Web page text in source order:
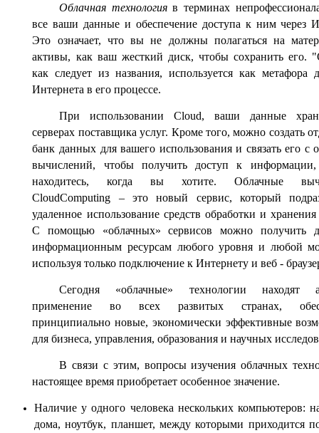
Облачная технологияв терминах
все ваши данные и обеспечение доступа к ним через
Это означает, что вы не должны полагаться на
активы, как ваш жесткий диск, чтобы сохранить его.
как следует из названия, используется как метафора
Интернета в его процессе.
При использовании Cloud, ваши данные
серверах поставщика услуг. Кроме того, можно создать
банк данных для вашего использования и связать его с
вычислений, чтобы получить доступ к
находитесь, когда вы хотите. Облачные
CloudComputing – это новый сервис, который
удаленное использование средств обработки и
С помощью «облачных» сервисов можно получить
информационным ресурсам любого уровня и любой
используя только подключение к Интернету и веб -
Сегодня «облачные» технологии находят
применение во всех развитых странах,
принципиально новые, экономически эффективные
для бизнеса, управления, образования и научных
В связи с этим, вопросы изучения облачных
настоящее время приобретает особенное значение.
Наличие у одного человека нескольких компьютеров:
дома, ноутбук, планшет, между которыми приходится